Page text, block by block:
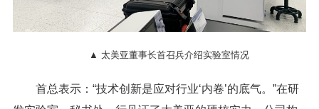
▲ 太美亚董事长首召兵介绍实验室情况
首总表示：“技术创新是应对行业‘内卷’的底气。”在研